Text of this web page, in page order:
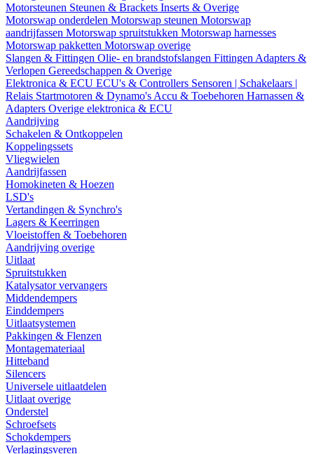
Motorsteunen Steunen & Brackets Inserts & Overige
Motorswap onderdelen Motorswap steunen Motorswap
aandrijfassen Motorswap spruitstukken Motorswap harnesses
Motorswap pakketten Motorswap overige
Slangen & Fittingen Olie- en brandstofslangen Fittingen Adapters &
Verlopen Gereedschappen & Overige
Elektronica & ECU ECU's & Controllers Sensoren | Schakelaars |
Relais Startmotoren & Dynamo's Accu & Toebehoren Harnassen &
Adapters Overige elektronica & ECU
Aandrijving
Schakelen & Ontkoppelen
Koppelingssets
Vliegwielen
Aandrijfassen
Homokineten & Hoezen
LSD's
Vertandingen & Synchro's
Lagers & Keerringen
Vloeistoffen & Toebehoren
Aandrijving overige
Uitlaat
Spruitstukken
Katalysator vervangers
Middendempers
Einddempers
Uitlaatsystemen
Pakkingen & Flenzen
Montagemateriaal
Hitteband
Silencers
Universele uitlaatdelen
Uitlaat overige
Onderstel
Schroefsets
Schokdempers
Verlagingsveren